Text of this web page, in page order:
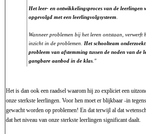
Het leer- en ontwikkelingsproces van de leerlingen
opgevolgd met een leerlingvolgsysteem
Wanneer problemen bij het leren ontstaan, verwerft
inzicht in de problemen.
Het schoolteam
probleem van afstemming tussen de noden van de
gangbare aanbod in de klas."
Het is dan ook een raadsel waarom hij zo expliciet een
onze sterkste leerlingen. Voor hen moet er blijkbaar -in
gewacht worden op problemen! En dat terwijl al dat
dat het niveau van onze sterkste leerlingen significant daalt.